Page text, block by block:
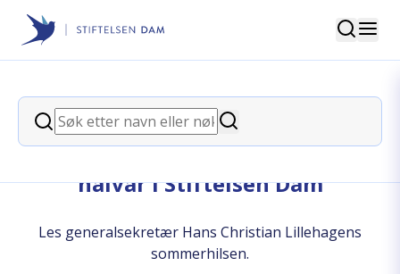
Stiftelsen Dam
Søk
Søk
Søk
back
– Et innholdsrikt og spennende
halvår i Stiftelsen Dam
Les generalsekretær Hans Christian Lillehagens
sommerhilsen.